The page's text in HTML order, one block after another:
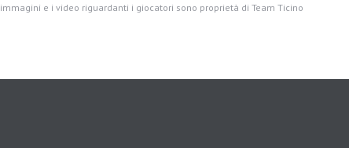
immagini e i video riguardanti i giocatori sono proprietà di Team Ticino